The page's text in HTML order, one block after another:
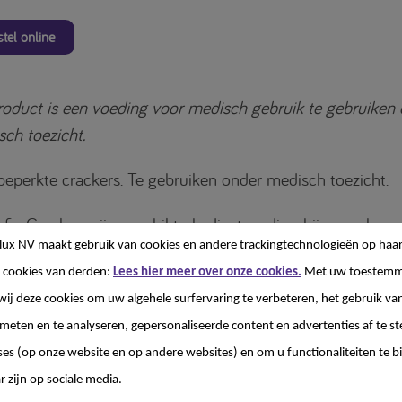
online
is een voeding voor medisch gebruik te gebruiken
toezicht.
crackers. Te gebruiken onder medisch toezicht.
Crackers zijn geschikt als dieetvoeding bij
nier- of leverfalen waarbij een
is. Loprofin Crackers zijn niet geschikt als enige
NV maakt gebruik van cookies en andere trackingtechnologieën op
van derden: Lees hier meer over onze cookies. Met uw
deze cookies om uw algehele surfervaring te verbeteren, het gebruik
en te analyseren, gepersonaliseerde content en advertenties af te
(op onze website en op andere websites) en om u functionaliteiten te
zijn op sociale media.